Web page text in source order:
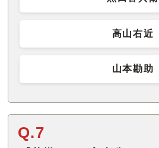
高山右近
山本勘助
Q.7